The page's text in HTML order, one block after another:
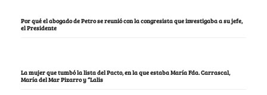
Por qué el abogado de Petro se reunió con la congresista que investigaba a su jefe,
el Presidente
La mujer que tumbó la lista del Pacto, en la que estaba María Fda. Carrascal,
María del Mar Pizarro y “Lalis